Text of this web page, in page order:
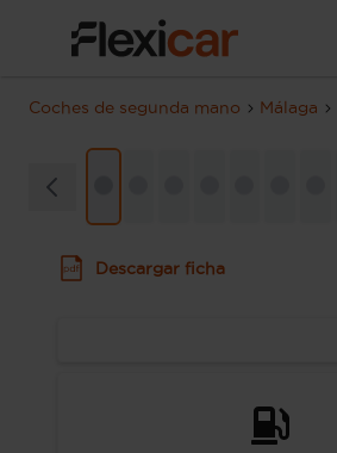
Coches de segunda mano Málaga
Descargar ficha